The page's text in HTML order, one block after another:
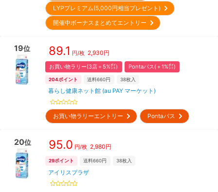
LYPプレミアム(5,000円相当プレゼント)
開催中ボーナスまとめてエントリー
19位 89.1 円/枚 2,930円
お買い物ラリー(3店＋5%㌽) Pontaパス(＋1%㌽)
204ポイント 送料660円 38枚入
暮らし健康ネット館 (au PAY マーケット)
お買い物ラリーエントリー Pontaパス
20位 95.0 円/枚 2,980円
29ポイント 送料660円 38枚入
アイリスプラザ